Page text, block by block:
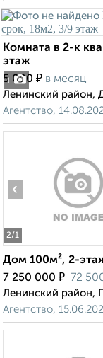
1
Комната в 2-к
этаж
5 000 ₽ в месяц
Ленинский район,
Агентство,
2/1
‹
Дом 100м², 2-
7 250 000 ₽ 72
Ленинский район,
Агентство,